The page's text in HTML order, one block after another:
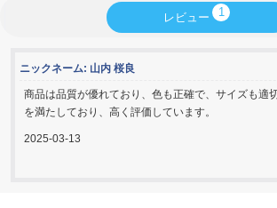
レビュー 1
ニックネーム: 山内 桜良
商品は品質が優れており、色も正確で、サイズも適
を満たしており、高く評価しています。
2025-03-13